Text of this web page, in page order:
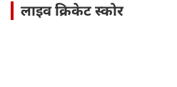
लाइव क्रिकेट स्कोर